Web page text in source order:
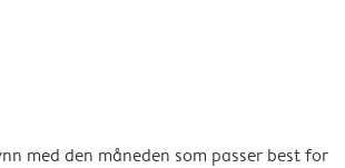
med den måneden som passer best for